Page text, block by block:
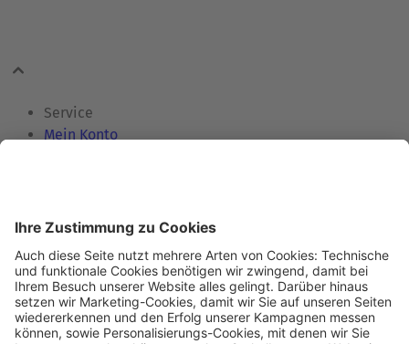
Service
Mein Konto
Informationen
Hilfe & FAQ
Versand & Zahlung